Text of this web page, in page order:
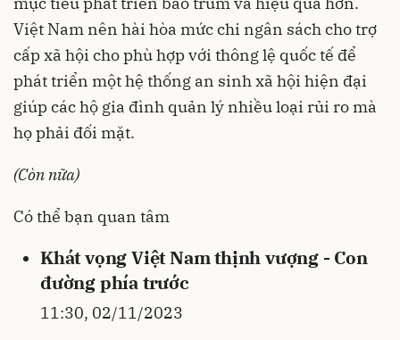
Việt Nam nên hài hòa mức chi ngân sách cho trợ
cấp xã hội cho phù hợp với thông lệ quốc tế để
phát triển một hệ thống an sinh xã hội hiện đại
giúp các hộ gia đình quản lý nhiều loại rủi ro mà
họ phải đối mặt.
(Còn nữa)
Có thể bạn quan tâm
Khát vọng Việt Nam thịnh vượng - Con
đường phía trước
11:30, 02/11/2023